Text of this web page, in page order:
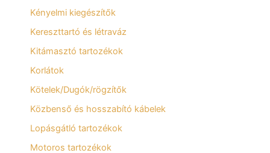
Kényelmi kiegészítők
Kereszttartó és létraváz
Kitámasztó tartozékok
Korlátok
Kötelek/Dugók/rögzítők
Közbenső és hosszabító kábelek
Lopásgátló tartozékok
Motoros tartozékok